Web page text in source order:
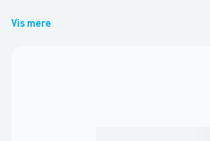
Vis mere